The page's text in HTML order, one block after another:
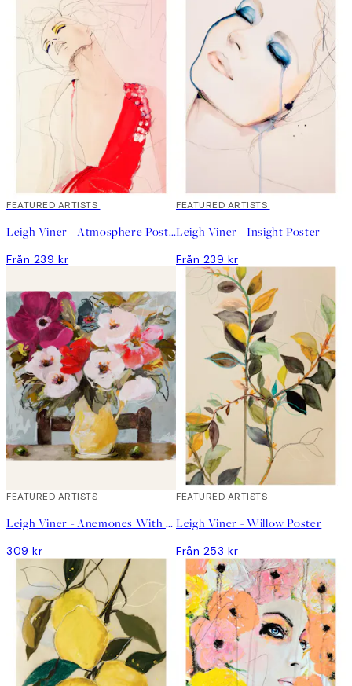
FEATURED ARTISTS
Leigh Viner - Atmosphere Poster
Från 239 kr
FEATURED ARTISTS
Leigh Viner - Insight Poster
Från 239 kr
FEATURED ARTISTS
Leigh Viner - Anemones With Olives Poster
309 kr
FEATURED ARTISTS
Leigh Viner - Willow Poster
Från 253 kr